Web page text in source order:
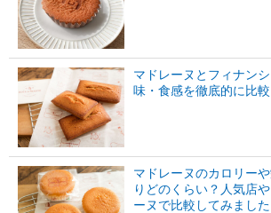
マドレーヌとフィナン
味・食感を徹底的に比
マドレーヌのカロリー
りどのくらい？人気店
ーヌで比較してみました